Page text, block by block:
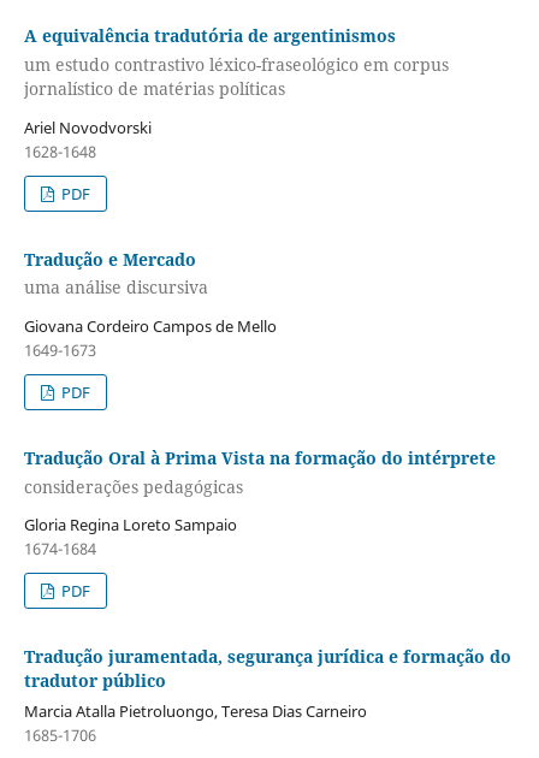
A equivalência tradutória de argentinismos
um estudo contrastivo léxico-fraseológico em corpus
jornalístico de matérias políticas
Ariel Novodvorski
1628-1648
PDF
Tradução e Mercado
uma análise discursiva
Giovana Cordeiro Campos de Mello
1649-1673
PDF
Tradução Oral à Prima Vista na formação do intérprete
considerações pedagógicas
Gloria Regina Loreto Sampaio
1674-1684
PDF
Tradução juramentada, segurança jurídica e formação do
tradutor público
Marcia Atalla Pietroluongo, Teresa Dias Carneiro
1685-1706